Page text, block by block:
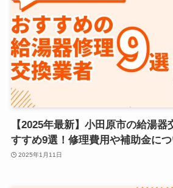
【2025年最新】小田原市の給湯
すすめ9選！修理費用や補助金につ
2025年1月11日